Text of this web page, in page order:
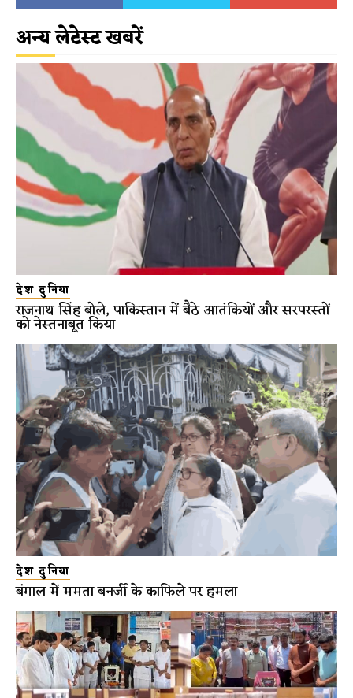
अन्य लेटेस्ट खबरें
देश दुनिया
राजनाथ सिंह बोले, पाकिस्तान में बैठे आतंकियों और सरपरस्तों
को नेस्तनाबूत किया
देश दुनिया
बंगाल में ममता बनर्जी के काफिले पर हमला